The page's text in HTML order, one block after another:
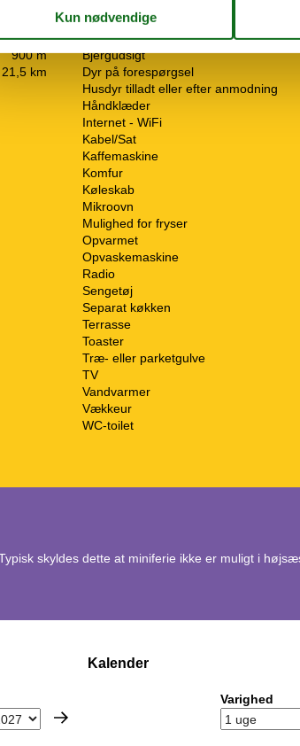
400 m
900 m
21,5 km
Badekar
Balkon
Bjergudsigt
Dyr på forespørgsel
Husdyr tilladt eller efter anmodning
Håndklæder
Internet - WiFi
Kabel/Sat
Kaffemaskine
Komfur
Køleskab
Mikroovn
Mulighed for fryser
Opvarmet
Opvaskemaskine
Radio
Sengetøj
Separat køkken
Terrasse
Toaster
Træ- eller parketgulve
TV
Vandvarmer
Vækkeur
WC-toilet
skyldes dette at miniferie ikke er muligt i
Kalender
Varighed